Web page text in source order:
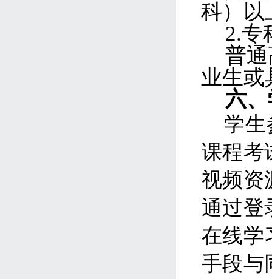
科） 以
2.专
普
业生或
六
学生
课程考
视频资
通过登
在线学
手段与